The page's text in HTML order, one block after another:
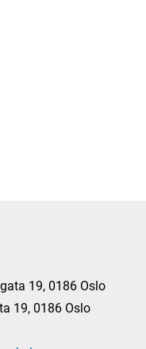
19, 0186 Oslo
19, 0186 Oslo